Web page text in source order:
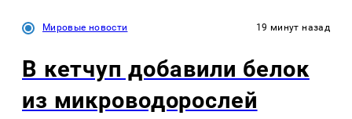
Мировые новости 19 минут назад
В кетчуп добавили белок
из микроводорослей